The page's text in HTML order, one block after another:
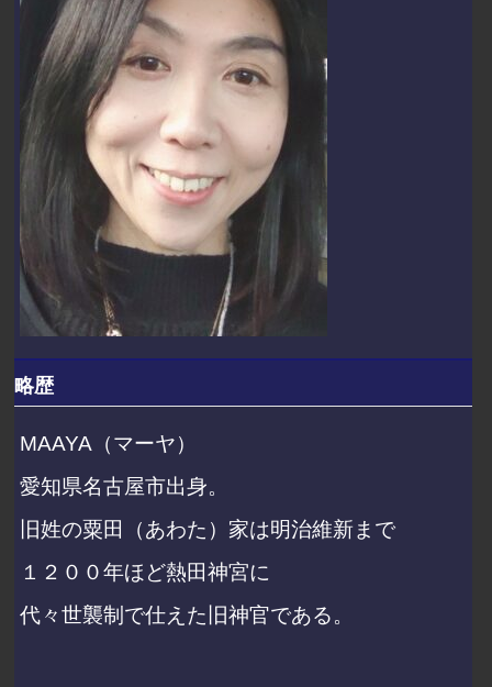
略歴
MAAYA（マーヤ）
愛知県名古屋市出身。
旧姓の粟田（あわた）家は明治維新まで
１２００年ほど熱田神宮に
代々世襲制で仕えた旧神官である。